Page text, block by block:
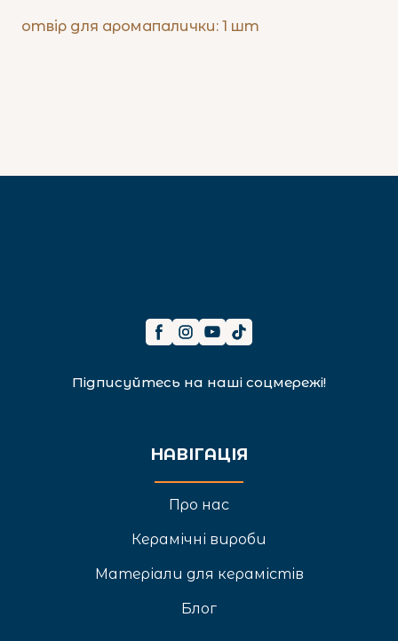
отвір для аромапалички: 1 шт
Підписуйтесь на наші соцмережі!
НАВІГАЦІЯ
Про нас
Керамічні вироби
Матеріали для керамістів
Блог